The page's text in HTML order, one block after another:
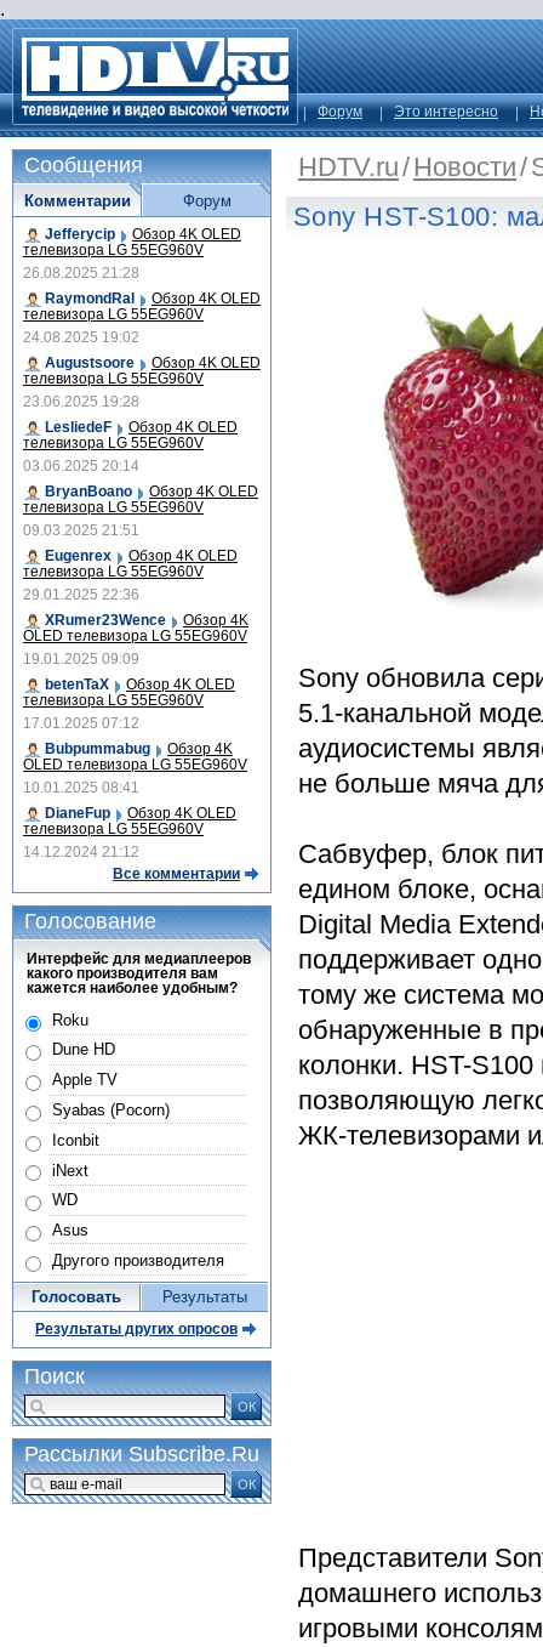
.
Форум Это интересно
HDTV.ru/Новости/
Sony HST-S100:
Sony обновила
5.1-канальной
аудиосистемы
не больше мяча
Сабвуфер, блок
едином блоке,
Digital Media
поддерживает
тому же система
обнаруженные в
колонки. HST-
позволяющую
ЖК-телевизорами
Представители
домашнего
игровыми
Сообщения
Комментарии
Jefferycip Обзор 4K OLED
телевизора LG 55EG960V
26.08.2025 21:28
RaymondRal
Обзор 4K OLED
телевизора LG 55EG960V
24.08.2025 19:02
Augustsoore
Обзор 4K OLED
телевизора LG 55EG960V
23.06.2025 19:28
LesliedeF
Обзор 4K OLED
телевизора LG 55EG960V
03.06.2025 20:14
BryanBoano
Обзор 4K OLED
телевизора LG 55EG960V
09.03.2025 21:51
Eugenrex
Обзор 4K OLED
телевизора LG 55EG960V
29.01.2025 22:36
XRumer23Wence
Обзор 4K
OLED телевизора LG 55EG960V
19.01.2025 09:09
betenTaX
Обзор 4K OLED
телевизора LG 55EG960V
17.01.2025 07:12
Bubpummabug
Обзор 4K
OLED телевизора LG 55EG960V
10.01.2025 08:41
DianeFup
Обзор 4K OLED
телевизора LG 55EG960V
14.12.2024 21:12
Все комментарии
Форум
Голосование
Интерфейс для медиаплееров
какого производителя вам
кажется наиболее удобным?
Roku
Dune HD
Apple TV
Syabas (Pocorn)
Iconbit
iNext
WD
Asus
Другого производителя
Голосовать Результаты
Результаты других опросов
Поиск
ОК
Рассылки Subscribe.Ru
ОК